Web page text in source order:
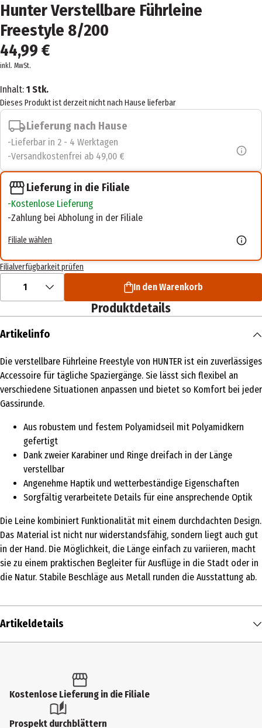
Hunter Verstellbare Führleine
Freestyle 8/200
44,99 €
inkl. MwSt.
Inhalt: 1 Stk.
Dieses Produkt ist derzeit nicht nach Hause lieferbar
Lieferung nach Hause
Lieferbar in 2 - 4 Werktagen
Versandkostenfrei ab 49,00 €
Lieferung in die Filiale
Kostenlose Lieferung
Zahlung bei Abholung in der Filiale
Filiale wählen
Filialverfügbarkeit prüfen
1 In den Warenkorb
Produktdetails
Artikelinfo
Die verstellbare Führleine Freestyle von HUNTER ist ein zuverlässiges
Accessoire für tägliche Spaziergänge. Sie lässt sich flexibel an
verschiedene Situationen anpassen und bietet so Komfort bei jeder
Gassirunde.
Aus robustem und festem Polyamidseil mit Polyamidkern
gefertigt
Dank zweier Karabiner und Ringe dreifach in der Länge
verstellbar
Angenehme Haptik und wetterbeständige Eigenschaften
Sorgfältig verarbeitete Details für eine ansprechende Optik
Die Leine kombiniert Funktionalität mit einem durchdachten Design.
Das Material ist nicht nur widerstandsfähig, sondern liegt auch gut
in der Hand. Die Möglichkeit, die Länge einfach zu variieren, macht
sie zu einem praktischen Begleiter für Ausflüge in die Stadt oder in
die Natur. Stabile Beschläge aus Metall runden die Ausstattung ab.
Artikeldetails
Produkttyp
Hundeleinen
Kostenlose Lieferung in die Filiale
Prospekt durchblättern